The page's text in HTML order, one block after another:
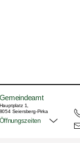
Gemeindeamt
Hauptplatz 1,
8054 Seiersberg-Pirka
Öffnungszeiten